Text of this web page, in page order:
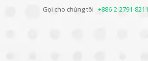
Gọi cho chúng tôi +886-2-2791-8211